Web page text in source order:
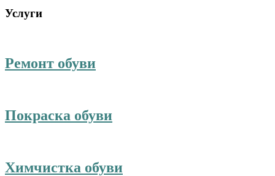
Услуги
Ремонт обуви
Покраска обуви
Химчистка обуви